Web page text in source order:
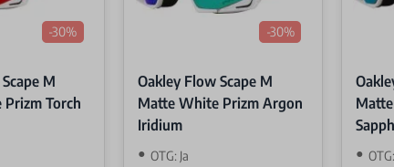
-30%
M
Torch
-30%
Oakley Flow Scape M
Matte White Prizm Argon
Iridium
OTG: Ja